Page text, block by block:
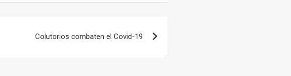
Colutorios combaten el Covid-19